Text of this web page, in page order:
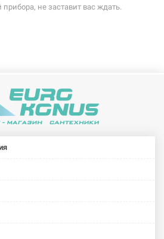
не заставит вас ждать.